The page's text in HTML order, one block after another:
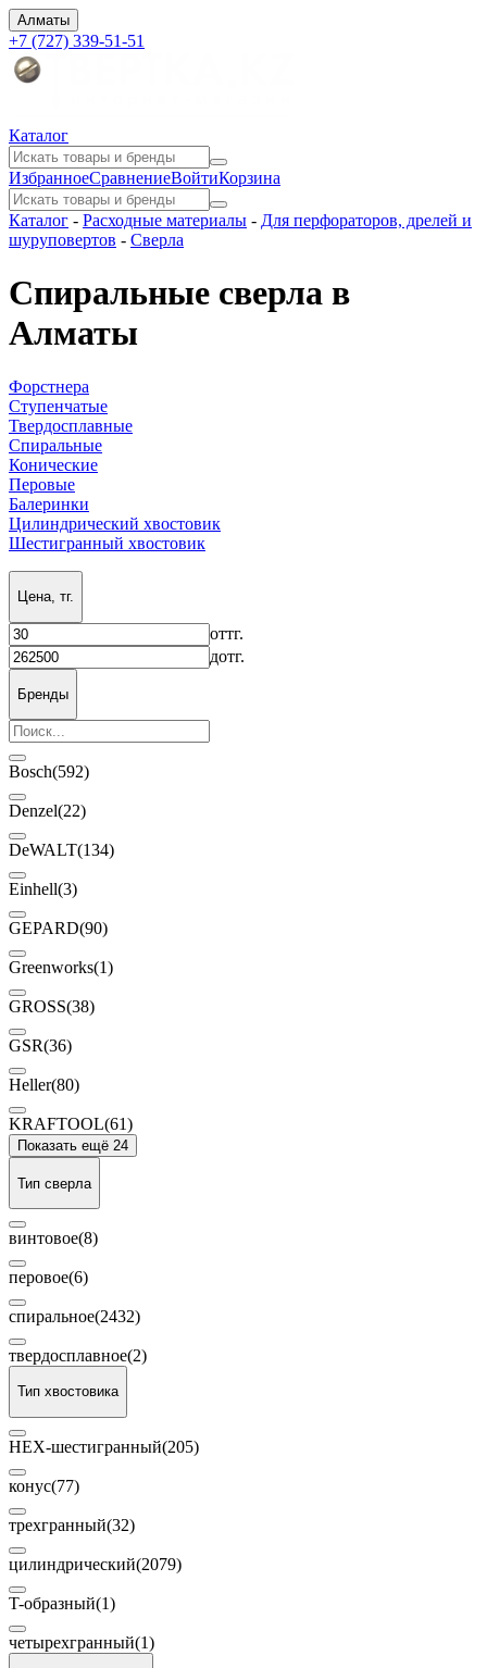
Алматы
+7 (727) 339-51-51
Каталог
ИзбранноеСравнениеВойтиКорзина
Каталог - Расходные материалы - Для перфораторов, дрелей и
шуруповертов - Сверла
Спиральные сверла в
Алматы
Форстнера
Ступенчатые
Твердосплавные
Спиральные
Конические
Перовые
Балеринки
Цилиндрический хвостовик
Шестигранный хвостовик
Цена, тг.
оттг.
дотг.
Бренды
Bosch(592)
Denzel(22)
DeWALT(134)
Einhell(3)
GEPARD(90)
Greenworks(1)
GROSS(38)
GSR(36)
Heller(80)
KRAFTOOL(61)
Показать ещё 24
Тип сверла
винтовое(8)
перовое(6)
спиральное(2432)
твердосплавное(2)
Тип хвостовика
HEX-шестигранный(205)
конус(77)
трехгранный(32)
цилиндрический(2079)
T-образный(1)
четырехгранный(1)